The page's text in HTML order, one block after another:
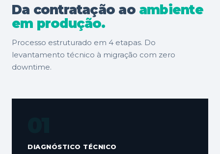
Da contratação ao ambiente
em produção.
Processo estruturado em 4 etapas. Do
levantamento técnico à migração com zero
downtime.
DIAGNÓSTICO TÉCNICO